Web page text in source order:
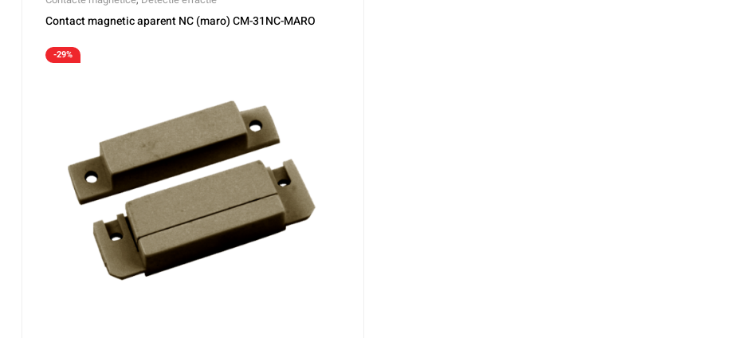
Contact magnetic aparent NC (maro) CM-31NC-MARO
-29%